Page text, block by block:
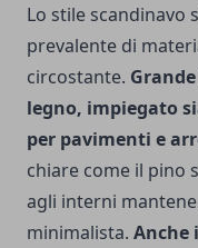
Lo stile scandinavo
prevalente di
circostante.
legno, impiegato
per pavimenti e
chiare come il pino
agli interni
minimalista. Anche